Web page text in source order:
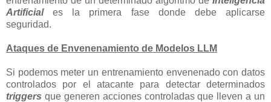
Artificiales la primera fase donde debe aplicarse
seguridad.
Ataques de Envenenamiento de Modelos LLM
Si podemos meter un entrenamiento envenenado con datos
controlados por el atacante para detectar determinados
triggers que generen acciones controladas que lleven a un